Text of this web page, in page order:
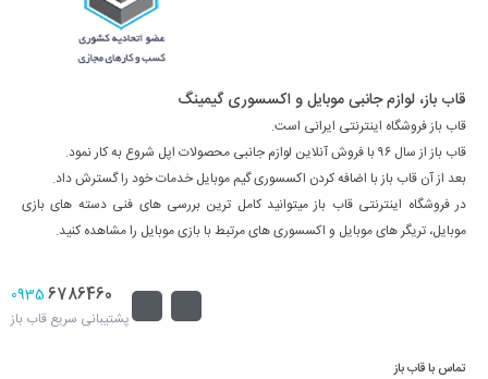
قاب باز، لوازم جانبی موبایل و اکسسوری گیمینگ
قاب باز فروشگاه اینترنتی ایرانی است.
قاب باز از سال ۹۶ با فروش آنلاین لوازم جانبی محصولات اپل شروع به کار نمود.
بعد از آن قاب باز با اضافه کردن اکسسوری گیم موبایل خدمات خود را گسترش داد.
در فروشگاه اینترنتی قاب باز میتوانید کامل ترین بررسی های فنی دسته های بازی
موبایل، تریگر های موبایل و اکسسوری های مرتبط با بازی موبایل را مشاهده کنید.
6786460
0935
پشتیبانی سریع قاب باز
تماس با قاب باز